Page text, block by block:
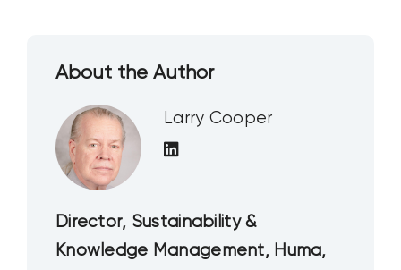
About the Author
Larry Cooper
Director, Sustainability &
Knowledge Management, Huma,